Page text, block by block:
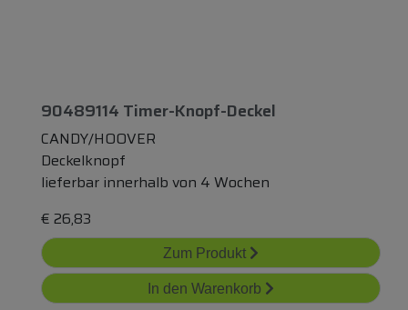
90489114 Timer-Knopf-Deckel
CANDY/HOOVER
Deckelknopf
lieferbar innerhalb von 4 Wochen
€ 26,83
Zum Produkt
In den Warenkorb